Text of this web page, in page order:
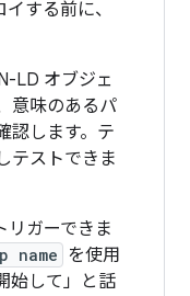
する前に、
LD オブジェ
意味のあるパ
認します。テ
テストできま
リガーできま
name を使用
始して」と話